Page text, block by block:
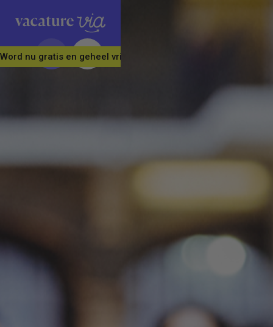
Word nu gratis en geheel vrijblijvend lid van ons Vacature Via